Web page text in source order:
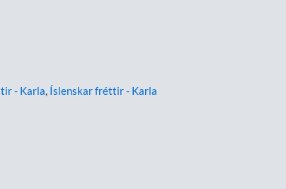
- Karla, Íslenskar fréttir - Karla